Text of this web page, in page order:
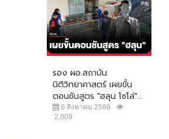
รอง ผอ.สถาบัน
นิติวิทยาศาสตร์ เผยขั้น
ตอนชันสูตร "ฮลุน โซโล่"...
6 สิงหาคม 2569
2,009